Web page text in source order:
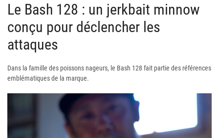
Le Bash 128 : un jerkbait minnow
conçu pour déclencher les
attaques
Dans la famille des poissons nageurs, le Bash 128 fait partie des références
emblématiques de la marque.